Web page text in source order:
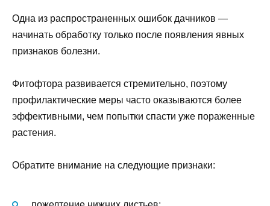
Одна из распространенных ошибок дачников —
начинать обработку только после появления явных
признаков болезни.
Фитофтора развивается стремительно, поэтому
профилактические меры часто оказываются более
эффективными, чем попытки спасти уже пораженные
растения.
Обратите внимание на следующие признаки: